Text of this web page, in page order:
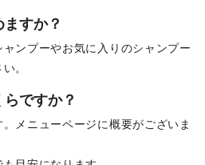
すか？
ンプーやお気に入りのシャンプー
。
らですか？
メニューページに概要がございま